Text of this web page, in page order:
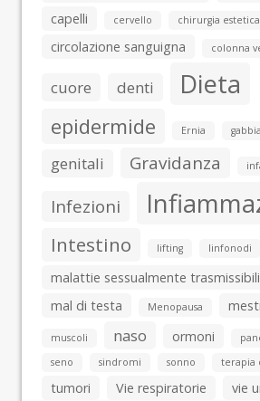
capelli
cervello chirurgia estetica
circolazione sanguigna colonna
cuore denti Dieta
epidermide Ernia
genitali Gravidanza
Infezioni
Intestino lifting linfonodi
malattie sessualmente trasmissibili
mal di testa
Menopausa
muscoli naso ormoni
seno
sindromi sonno terapia
tumori Vie respiratorie vie